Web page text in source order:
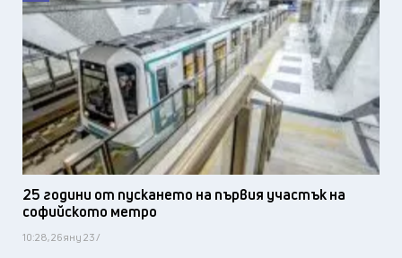
25 години от пускането на първия участък на
софийското метро
10:28, 26 яну 23 /